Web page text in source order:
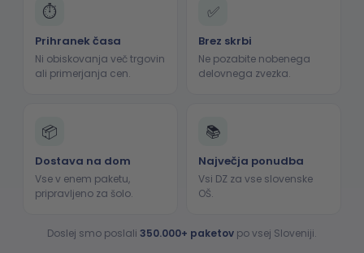
⏱
Prihranek časa
Ni obiskovanja več trgovin
ali primerjanja cen.
✅
Brez skrbi
Ne pozabite nobenega
delovnega zvezka.
📦
Dostava na dom
Vse v enem paketu,
pripravljeno za šolo.
📚
Največja ponudba
Vsi DZ za vse slovenske
OŠ.
Doslej smo poslali 350.000+ paketov po vsej Sloveniji.